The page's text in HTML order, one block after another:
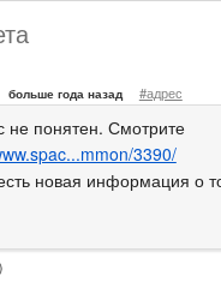
больше года назад #адрес
не понятен. Смотрите
3390/
новая информация о